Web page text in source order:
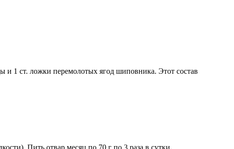
и 1 ст. ложки перемолотых ягод шиповника. Этот состав
Пить отвар месяц по 70 г по 3 раза в сутки.